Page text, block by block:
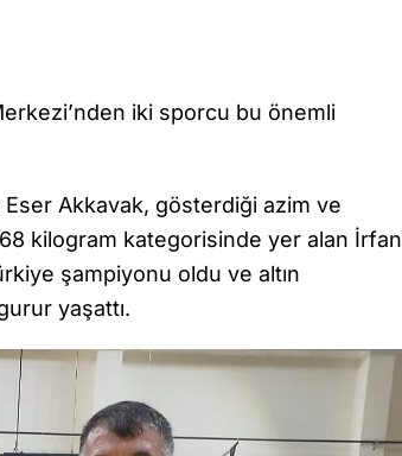
iki sporcu bu önemli
Akkavak, gösterdiği azim ve
kilogram kategorisinde yer alan İrfan
şampiyonu oldu ve altın
yaşattı.